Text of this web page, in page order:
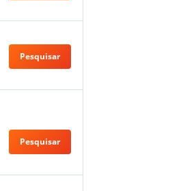
Pesquisar
Pesquisar